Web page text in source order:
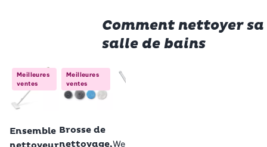
Comment nettoyer sa
salle de bains
Meilleures
ventes
Ensemble
Meilleures
ventes
Brosse de
nettoyage,Wenko